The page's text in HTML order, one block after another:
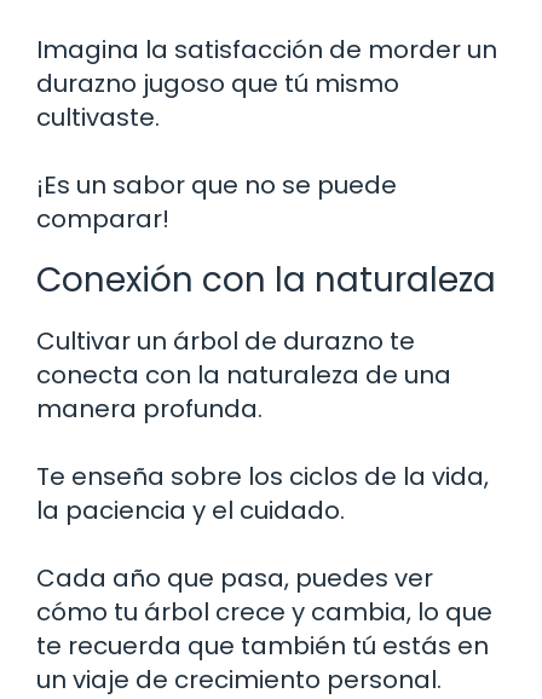
Imagina la satisfacción de morder un
durazno jugoso que tú mismo
cultivaste.
¡Es un sabor que no se puede
comparar!
Conexión con la naturaleza
Cultivar un árbol de durazno te
conecta con la naturaleza de una
manera profunda.
Te enseña sobre los ciclos de la vida,
la paciencia y el cuidado.
Cada año que pasa, puedes ver
cómo tu árbol crece y cambia, lo que
te recuerda que también tú estás en
un viaje de crecimiento personal.